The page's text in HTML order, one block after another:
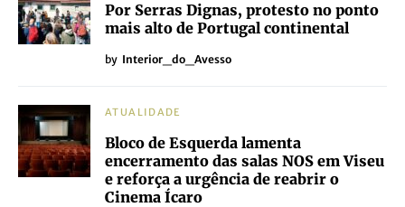
Por Serras Dignas, protesto no ponto
mais alto de Portugal continental
by Interior_do_Avesso
ATUALIDADE
Bloco de Esquerda lamenta
encerramento das salas NOS em Viseu
e reforça a urgência de reabrir o
Cinema Ícaro